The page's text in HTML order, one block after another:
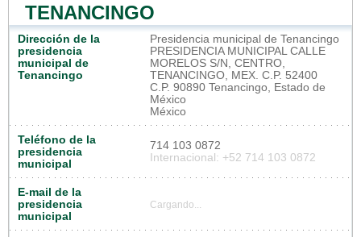
TENANCINGO
Dirección de la
presidencia
municipal de
Tenancingo
Presidencia municipal de Tenancingo
PRESIDENCIA MUNICIPAL CALLE
MORELOS S/N, CENTRO,
TENANCINGO, MEX. C.P. 52400
C.P. 90890 Tenancingo, Estado de
México
México
Teléfono de la
presidencia
municipal
714 103 0872
Internacional: +52 714 103 0872
E-mail de la
presidencia
municipal
Cargando...